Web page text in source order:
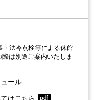
法令点検等による休館
際は別途ご案内いたしま
ール
はこちら